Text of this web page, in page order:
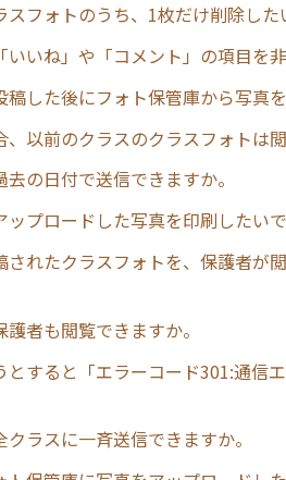
フォトのうち、1枚だけ削除した
いいね」や「コメント」の項目を
稿した後にフォト保管庫から写真
以前のクラスのクラスフォトは閲
の日付で送信できますか。
プロードした写真を印刷したいで
されたクラスフォトを、保護者が
者も閲覧できますか。
とすると「エラーコード301:通信
ラスに一斉送信できますか。